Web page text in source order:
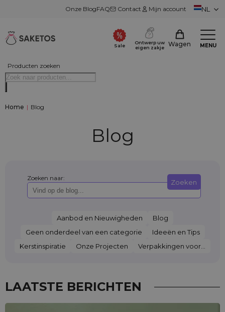
Onze BlogFAQ Contact Mijn account NL
Producten zoeken
Sale
Ontwerp uw
eigen zakje
Wagen MENU
Home | Blog
Blog
Zoeken naar: Zoeken
Aanbod en Nieuwigheden
Blog
Geen onderdeel van een categorie
Ideeën en Tips
Kerstinspiratie
Onze Projecten Verpakkingen voor...
LAATSTE BERICHTEN